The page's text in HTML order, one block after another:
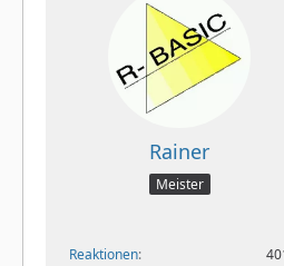
Rainer
Meister
Reaktionen